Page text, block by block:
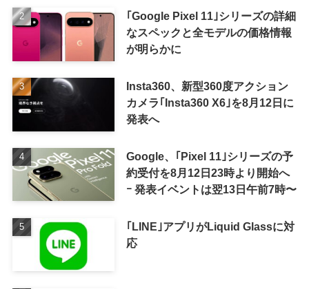
｢Google Pixel 11｣シリーズの詳細
なスペックと全モデルの価格情報
が明らかに
Insta360、新型360度アクション
カメラ｢Insta360 X6｣を8月12日に
発表へ
Google、｢Pixel 11｣シリーズの予
約受付を8月12日23時より開始へ
ｰ 発表イベントは翌13日午前7時〜
｢LINE｣アプリがLiquid Glassに対
応